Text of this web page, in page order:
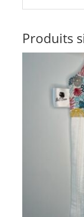
Produits